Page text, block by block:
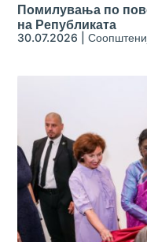
Помилувања по
на Републиката
30.07.2026 |